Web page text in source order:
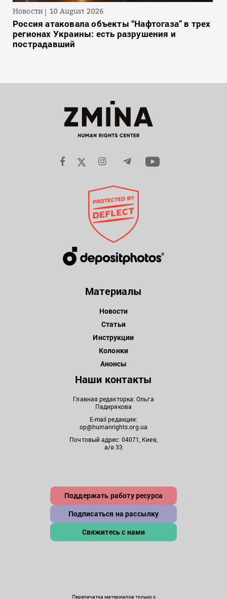
Новости 10 August 2026
Россия атаковала объекты “Нафтогаза” в трех
регионах Украины: есть разрушения и
пострадавший
Материалы
Новости
Статьи
Инструкции
Колонки
Анонсы
Наши контакты
Главная редакторка: Ольга
Падирякова
E-mail редакции:
op@humanrights.org.ua
Почтовый адрес: 04071, Киев,
а/я 33
Поддержать работу ресурса
Подписаться на рассылку
Свяжитесь с нами
Перепечатка материалов только с